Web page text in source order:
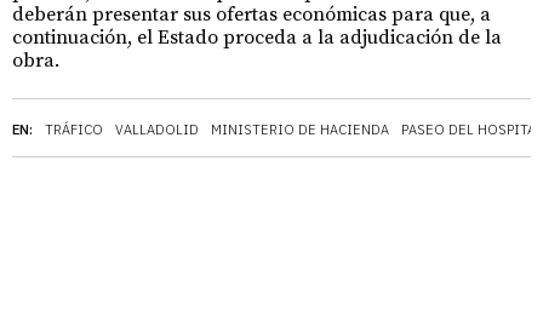
EN: TRÁFICO VALLADOLID MINISTERIO DE HACIENDA PASEO DEL
deberán presentar sus ofertas económicas para que, a
continuación, el Estado proceda a la adjudicación de la
obra.